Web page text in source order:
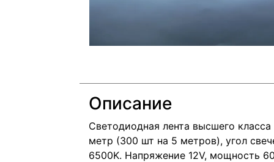
Описание
Светодиодная лента высшего
метр (300 шт на 5 метров), угол
6500K. Напряжение 12V, мощность